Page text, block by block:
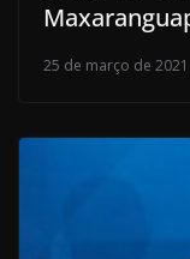
25 de março de 2021